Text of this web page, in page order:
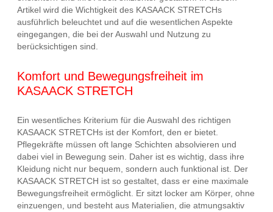
Artikel wird die Wichtigkeit des KASAACK STRETCHs
ausführlich beleuchtet und auf die wesentlichen Aspekte
eingegangen, die bei der Auswahl und Nutzung zu
berücksichtigen sind.
Komfort und Bewegungsfreiheit im
KASAACK STRETCH
Ein wesentliches Kriterium für die Auswahl des richtigen
KASAACK STRETCHs ist der Komfort, den er bietet.
Pflegekräfte müssen oft lange Schichten absolvieren und
dabei viel in Bewegung sein. Daher ist es wichtig, dass ihre
Kleidung nicht nur bequem, sondern auch funktional ist. Der
KASAACK STRETCH ist so gestaltet, dass er eine maximale
Bewegungsfreiheit ermöglicht. Er sitzt locker am Körper, ohne
einzuengen, und besteht aus Materialien, die atmungsaktiv